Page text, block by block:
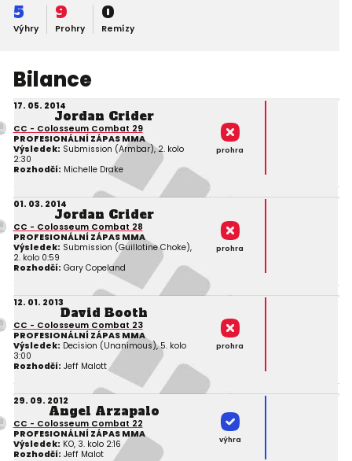
Výhry
5
Prohry
9
Remízy
0
Bilance
17. 05. 2014
Jordan Crider
CC - Colosseum Combat 29
PROFESIONÁLNÍ ZÁPAS MMA
Výsledek: Submission (Armbar), 2. kolo
2:30
Rozhodčí: Michelle Drake
prohra
01. 03. 2014
Jordan Crider
CC - Colosseum Combat 28
PROFESIONÁLNÍ ZÁPAS MMA
Výsledek: Submission (Guillotine Choke),
2. kolo 0:59
Rozhodčí: Gary Copeland
prohra
12. 01. 2013
David Booth
CC - Colosseum Combat 23
PROFESIONÁLNÍ ZÁPAS MMA
Výsledek: Decision (Unanimous), 5. kolo
3:00
Rozhodčí: Jeff Malott
prohra
29. 09. 2012
Angel Arzapalo
CC - Colosseum Combat 22
PROFESIONÁLNÍ ZÁPAS MMA
Výsledek: KO, 3. kolo 2:16
Rozhodčí: Jeff Malot
výhra